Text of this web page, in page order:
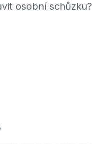
osobní schůzku?